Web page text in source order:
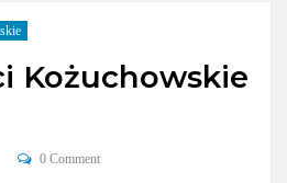
Kożuchowskie
0 Comment